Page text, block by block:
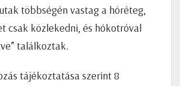
többségén vastag a hóréteg,
csak közlekedni, és hókotróval
találkoztak.
tájékoztatása szerint 8